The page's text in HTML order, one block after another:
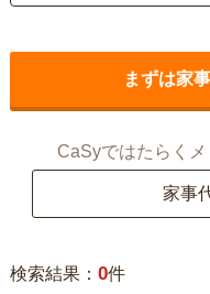
まずは家
CaSyではたらく
家事
検索結果： 0件